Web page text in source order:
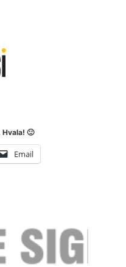
🙂
Email